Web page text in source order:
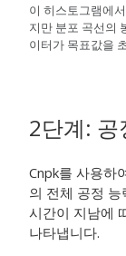
이 히스토그램에
지만 분포 곡선의
이터가 목표값을
2단계: 공
Cnpk를 사용하
의 전체 공정
시간이 지남에
나타냅니다.